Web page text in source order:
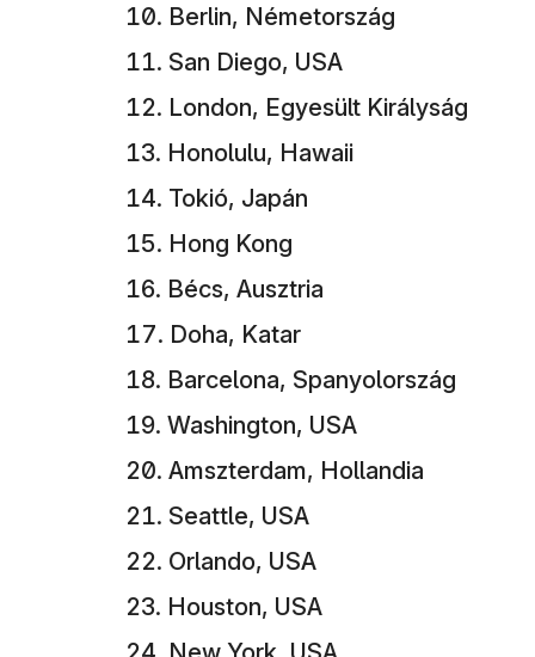
Berlin, Németország
San Diego, USA
London, Egyesült Királyság
Honolulu, Hawaii
Tokió, Japán
Hong Kong
Bécs, Ausztria
Doha, Katar
Barcelona, ​​Spanyolország
Washington, USA
Amszterdam, Hollandia
Seattle, USA
Orlando, USA
Houston, USA